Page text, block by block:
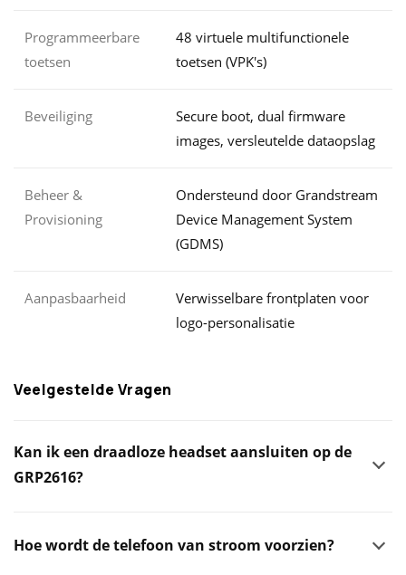
Programmeerbare
toetsen
48 virtuele multifunctionele
toetsen (VPK's)
Beveiliging
Secure boot, dual firmware
images, versleutelde dataopslag
Beheer &
Provisioning
Ondersteund door Grandstream
Device Management System
(GDMS)
Aanpasbaarheid
Verwisselbare frontplaten voor
logo-personalisatie
Veelgestelde Vragen
Kan ik een draadloze headset aansluiten op de
GRP2616?
Hoe wordt de telefoon van stroom voorzien?